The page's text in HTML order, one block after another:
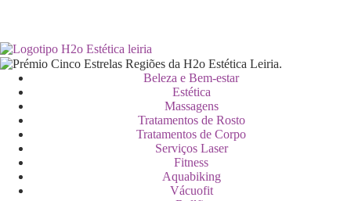
Beleza e Bem-estar
Estética
Massagens
Tratamentos de Rosto
Tratamentos de Corpo
Serviços Laser
Fitness
Aquabiking
Vácuofit